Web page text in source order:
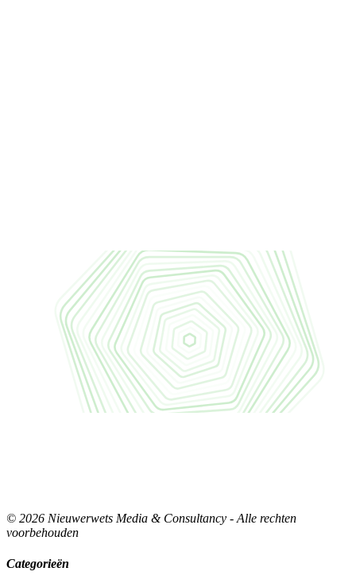
© 2026 Nieuwerwets Media & Consultancy - Alle rechten
voorbehouden
Categorieën